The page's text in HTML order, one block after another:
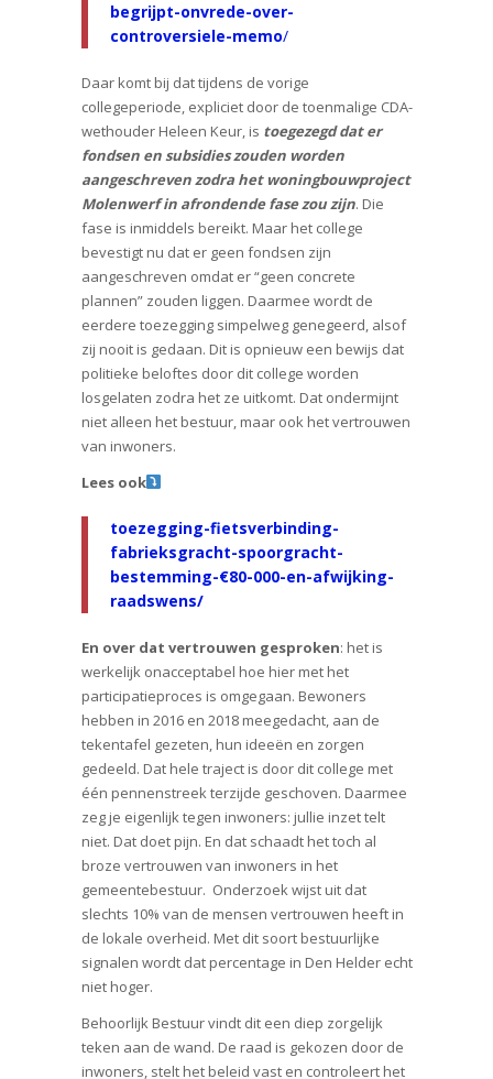
begrijpt-onvrede-over-
controversiele-memo/
Daar komt bij dat tijdens de vorige
collegeperiode, expliciet door de toenmalige CDA-
wethouder Heleen Keur, is toegezegd dat er
fondsen en subsidies zouden worden
aangeschreven zodra het woningbouwproject
Molenwerf in afrondende fase zou zijn. Die
fase is inmiddels bereikt. Maar het college
bevestigt nu dat er geen fondsen zijn
aangeschreven omdat er “geen concrete
plannen” zouden liggen. Daarmee wordt de
eerdere toezegging simpelweg genegeerd, alsof
zij nooit is gedaan. Dit is opnieuw een bewijs dat
politieke beloftes door dit college worden
losgelaten zodra het ze uitkomt. Dat ondermijnt
niet alleen het bestuur, maar ook het vertrouwen
van inwoners.
Lees ook
toezegging-fietsverbinding-
fabrieksgracht-spoorgracht-
bestemming-€80-000-en-afwijking-
raadswens/
En over dat vertrouwen gesproken: het is
werkelijk onacceptabel hoe hier met het
participatieproces is omgegaan. Bewoners
hebben in 2016 en 2018 meegedacht, aan de
tekentafel gezeten, hun ideeën en zorgen
gedeeld. Dat hele traject is door dit college met
één pennenstreek terzijde geschoven. Daarmee
zeg je eigenlijk tegen inwoners: jullie inzet telt
niet. Dat doet pijn. En dat schaadt het toch al
broze vertrouwen van inwoners in het
gemeentebestuur. Onderzoek wijst uit dat
slechts 10% van de mensen vertrouwen heeft in
de lokale overheid. Met dit soort bestuurlijke
signalen wordt dat percentage in Den Helder echt
niet hoger.
Behoorlijk Bestuur vindt dit een diep zorgelijk
teken aan de wand. De raad is gekozen door de
inwoners, stelt het beleid vast en controleert het